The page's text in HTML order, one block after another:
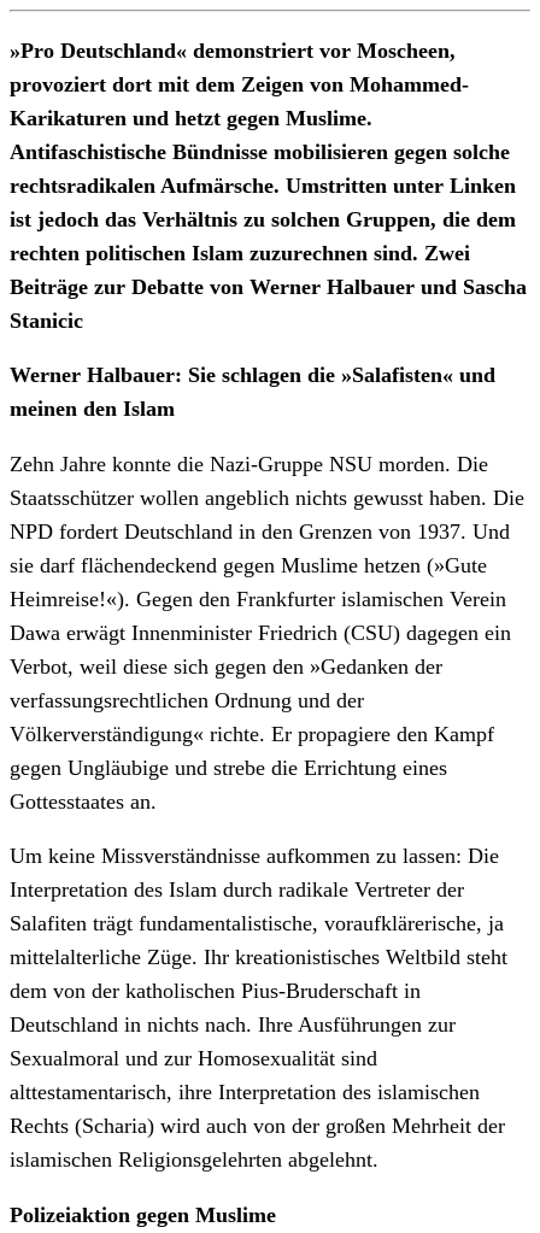
»Pro Deutschland« demonstriert vor Moscheen,
provoziert dort mit dem Zeigen von Mohammed-
Karikaturen und hetzt gegen Muslime.
Antifaschistische Bündnisse mobilisieren gegen solche
rechtsradikalen Aufmärsche. Umstritten unter Linken
ist jedoch das Verhältnis zu solchen Gruppen, die dem
rechten politischen Islam zuzurechnen sind. Zwei
Beiträge zur Debatte von Werner Halbauer und Sascha
Stanicic
Werner Halbauer: Sie schlagen die »Salafisten« und
meinen den Islam
Zehn Jahre konnte die Nazi-Gruppe NSU morden. Die
Staatsschützer wollen angeblich nichts gewusst haben. Die
NPD fordert Deutschland in den Grenzen von 1937. Und
sie darf flächendeckend gegen Muslime hetzen (»Gute
Heimreise!«). Gegen den Frankfurter islamischen Verein
Dawa erwägt Innenminister Friedrich (CSU) dagegen ein
Verbot, weil diese sich gegen den »Gedanken der
verfassungsrechtlichen Ordnung und der
Völkerverständigung« richte. Er propagiere den Kampf
gegen Ungläubige und strebe die Errichtung eines
Gottesstaates an.
Um keine Missverständnisse aufkommen zu lassen: Die
Interpretation des Islam durch radikale Vertreter der
Salafiten trägt fundamentalistische, voraufklärerische, ja
mittelalterliche Züge. Ihr kreationistisches Weltbild steht
dem von der katholischen Pius-Bruderschaft in
Deutschland in nichts nach. Ihre Ausführungen zur
Sexualmoral und zur Homosexualität sind
alttestamentarisch, ihre Interpretation des islamischen
Rechts (Scharia) wird auch von der großen Mehrheit der
islamischen Religionsgelehrten abgelehnt.
Polizeiaktion gegen Muslime